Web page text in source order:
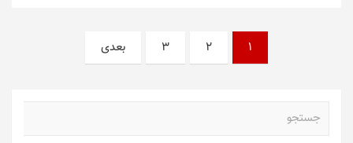
1
2
3 بعدی